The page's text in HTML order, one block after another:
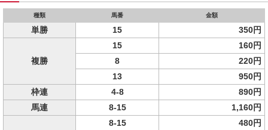
種類 馬番 金額
単勝 15 350円
複勝
15
160円
8
220円
13
950円
枠連
4-8
890円
馬連
8-15 1,160円
8-15
480円